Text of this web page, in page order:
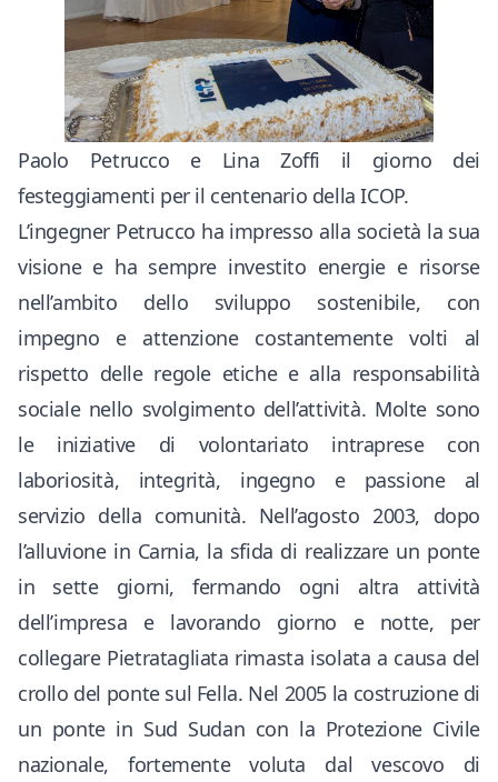
Paolo Petrucco e Lina Zoffi il giorno dei
festeggiamenti per il centenario della ICOP.
L’ingegner Petrucco ha impresso alla società la sua
visione e ha sempre investito energie e risorse
nell’ambito dello sviluppo sostenibile, con
impegno e attenzione costantemente volti al
rispetto delle regole etiche e alla responsabilità
sociale nello svolgimento dell’attività. Molte sono
le iniziative di volontariato intraprese con
laboriosità, integrità, ingegno e passione al
servizio della comunità. Nell’agosto 2003, dopo
l’alluvione in Carnia, la sfida di realizzare un ponte
in sette giorni, fermando ogni altra attività
dell’impresa e lavorando giorno e notte, per
collegare Pietratagliata rimasta isolata a causa del
crollo del ponte sul Fella. Nel 2005 la costruzione di
un ponte in Sud Sudan con la Protezione Civile
nazionale, fortemente voluta dal vescovo di